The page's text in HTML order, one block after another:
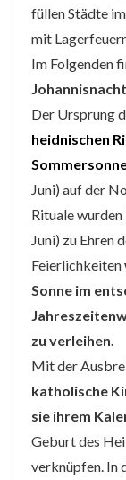
füllen Städte
mit
Im Folgenden
Der Ursprung
heidnischen
Juni) auf der
Rituale
Juni) zu Ehren
Feierlichkeiten
Sonne im
zu verleihen.
Mit der
katholische
sie ihrem
Geburt des
verknüpfen. In